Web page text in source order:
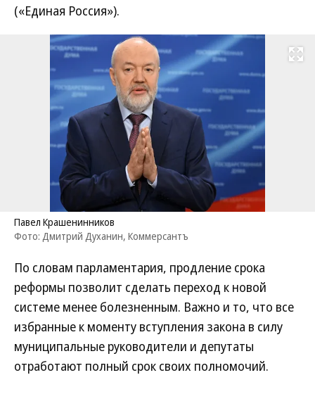
(«Единая Россия»).
Развернуть
Павел Крашенинников
Фото: Дмитрий Духанин, Коммерсантъ
По словам парламентария, продление срока
реформы позволит сделать переход к новой
системе менее болезненным. Важно и то, что все
избранные к моменту вступления закона в силу
муниципальные руководители и депутаты
отработают полный срок своих полномочий.